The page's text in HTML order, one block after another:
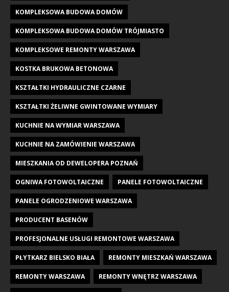
KOMPLEKSOWA BUDOWA DOMÓW
KOMPLEKSOWA BUDOWA DOMÓW TRÓJMIASTO
KOMPLEKSOWE REMONTY WARSZAWA
KOSTKA BRUKOWA BETONOWA
KSZTAŁTKI HYDRAULICZNE CZARNE
KSZTAŁTKI ŻELIWNE GWINTOWANE WYMIARY
KUCHNIE NA WYMIAR WARSZAWA
KUCHNIE NA ZAMÓWIENIE WARSZAWA
MIESZKANIA OD DEWELOPERA POZNAŃ
OGNIWA FOTOWOLTAICZNE PANELE FOTOWOLTAICZNE
PANELE OGRODZENIOWE WARSZAWA
PRODUCENT BASENÓW
PROFESJONALNE USŁUGI REMONTOWE WARSZAWA
PŁYTKARZ BIELSKO BIAŁA REMONTY MIESZKAŃ WARSZAWA
REMONTY WARSZAWA REMONTY WNĘTRZ WARSZAWA